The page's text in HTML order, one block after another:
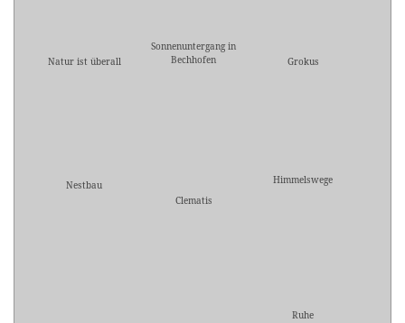
Natur ist überall
Sonnenuntergang in
Bechhofen
Grokus
Nestbau
Clematis
Himmelswege
Ruhe